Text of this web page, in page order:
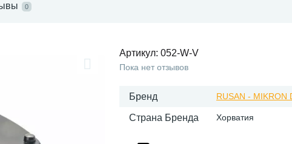
0
Артикул: 052-W-V
Пока нет отзывов
Бренд RUSAN - MIKRON
Страна Бренда Хорватия